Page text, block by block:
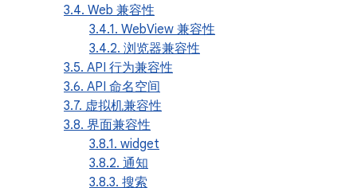
3.4. Web 兼容性
3.4.1. WebView 兼容性
3.4.2. 浏览器兼容性
3.5. API 行为兼容性
3.6. API 命名空间
3.7. 虚拟机兼容性
3.8. 界面兼容性
3.8.1. widget
3.8.2. 通知
3.8.3. 搜索